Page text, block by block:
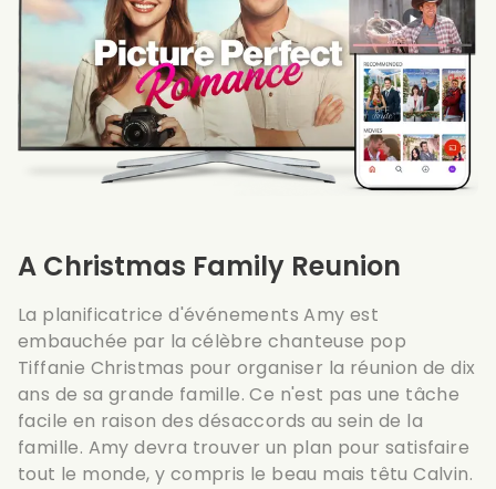
A Christmas Family Reunion
La planificatrice d'événements Amy est
embauchée par la célèbre chanteuse pop
Tiffanie Christmas pour organiser la réunion de dix
ans de sa grande famille. Ce n'est pas une tâche
facile en raison des désaccords au sein de la
famille. Amy devra trouver un plan pour satisfaire
tout le monde, y compris le beau mais têtu Calvin.